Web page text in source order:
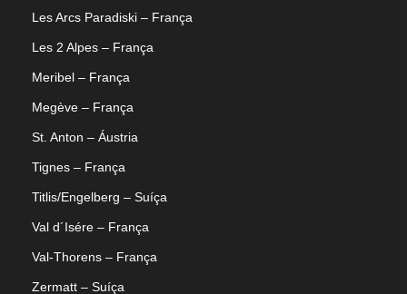
Les Arcs Paradiski – França
Les 2 Alpes – França
Meribel – França
Megève – França
St. Anton – Áustria
Tignes – França
Titlis/Engelberg – Suíça
Val d´Isére – França
Val-Thorens – França
Zermatt – Suíça